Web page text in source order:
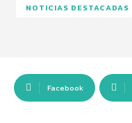
NOTICIAS DESTACADAS
Facebook